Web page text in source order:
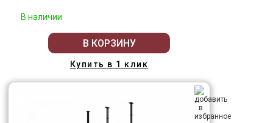
В наличии
В КОРЗИНУ
Купить в 1 клик